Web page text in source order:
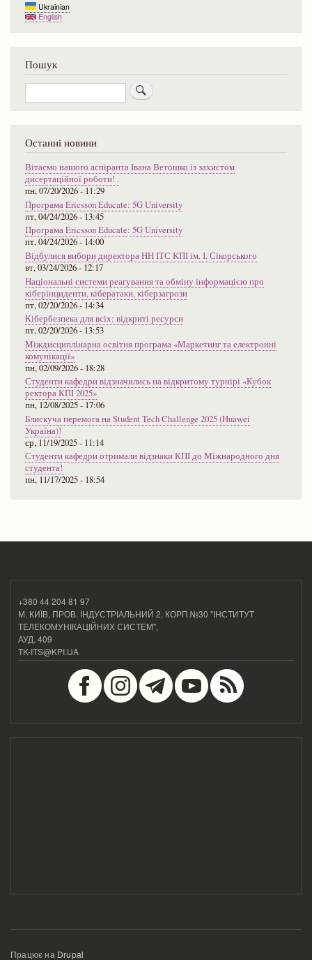
Ukrainian
English
Пошук
Пошук
Останні новини
Вітаємо нашого аспіранта Івана Ветошко із захистом
дисертаційної роботи! .
пн, 07/20/2026 - 11:29
Програма Ericsson Educate: 5G University
пт, 04/24/2026 - 13:45
Програма Ericsson Educate: 5G University
пт, 04/24/2026 - 14:00
Відбулися вибори директора НН ІТС КПІ ім. І. Сікорського
вт, 03/24/2026 - 12:17
Національні системи реагування та обміну інформацією про
кіберінциденти, кібератаки, кіберзагрози
пт, 02/20/2026 - 14:34
Кібербезпека для всіх: відкриті ресурси
пт, 02/20/2026 - 13:53
Міждисциплінарна освітня програма «Маркетинг та електронні
комунікації»
пн, 02/09/2026 - 18:28
Студенти кафедри відзначились на відкритому турнірі «Кубок
ректора КПІ 2025»
пн, 12/08/2025 - 17:06
Блискуча перемога на Student Tech Challenge 2025 (Huawei
Україна)!
ср, 11/19/2025 - 11:14
Студенти кафедри отримали відзнаки КПІ до Міжнародного дня
студента!
пн, 11/17/2025 - 18:54
+380 44 204 81 97
М. КИЇВ, ПРОВ. ІНДУСТРІАЛЬНИЙ 2, КОРП.№30 "ІНСТИТУТ
ТЕЛЕКОМУНІКАЦІЙНИХ СИСТЕМ",
АУД. 409
TK-ITS@KPI.UA
Працює на Drupal